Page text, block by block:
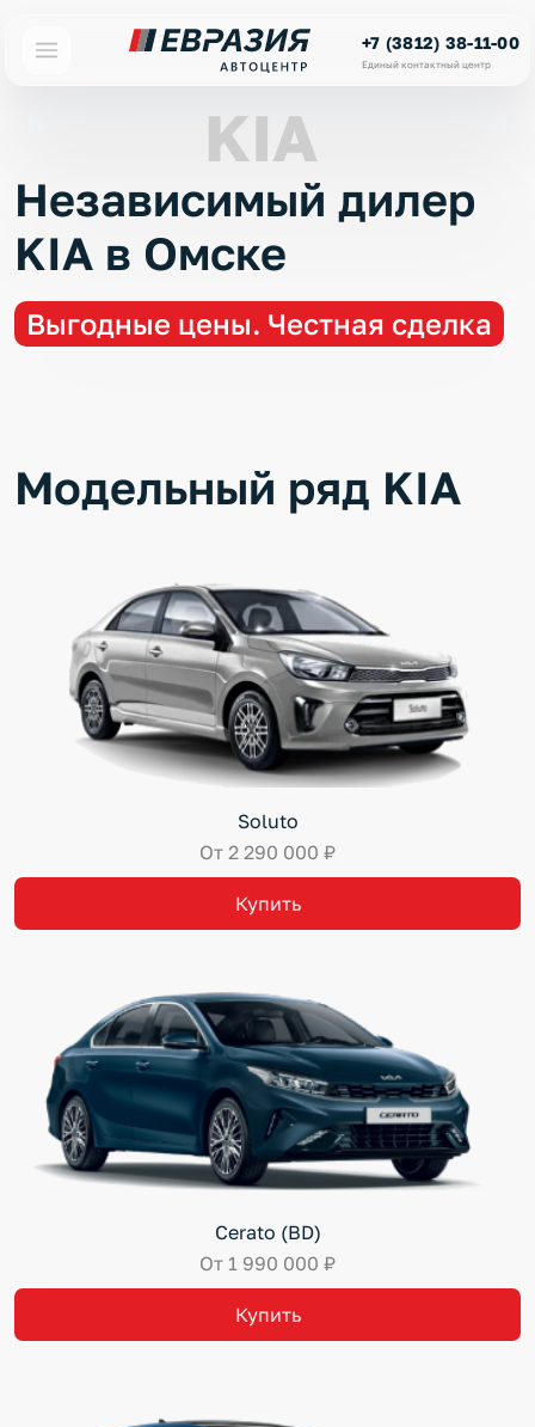
+7 (3812) 38-11-00
Единый контактный центр
Независимый дилер
KIA в Омске
Выгодные цены. Честная сделка
KIA
Модельный ряд KIA
Soluto
От 2 290 000 ₽
Купить
Cerato (BD)
От 1 990 000 ₽
Купить